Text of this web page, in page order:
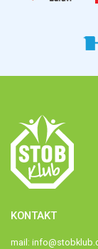
KONTAKT
mail: